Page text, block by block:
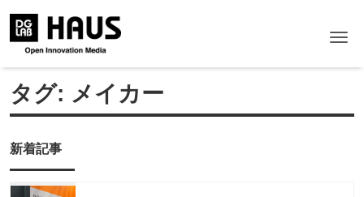
タグ: メイカー
新着記事